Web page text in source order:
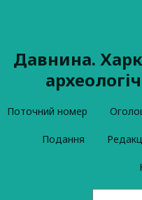
Давнина.
Поточний номер
Подання